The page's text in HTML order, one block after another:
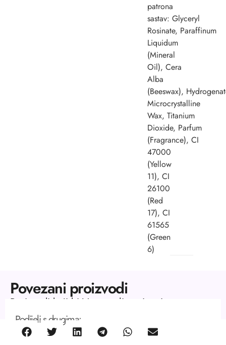
patrona
sastav: Glyceryl
Rosinate, Paraffinum
Liquidum
(Mineral
Oil), Cera
Alba
(Beeswax),
Microcrystalline
Wax, Titanium
Dioxide, Parfum
(Fragrance), CI
47000
(Yellow
11), CI
26100
(Red
17), CI
61565
(Green
6)
Povezani proizvodi
Proizvodi koji bi Vas mogli zanimati.
Podijeli s drugima: